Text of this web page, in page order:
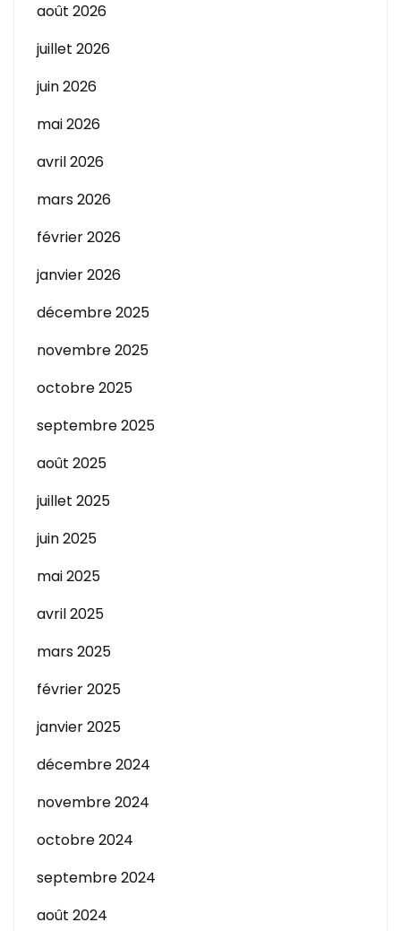
août 2026
juillet 2026
juin 2026
mai 2026
avril 2026
mars 2026
février 2026
janvier 2026
décembre 2025
novembre 2025
octobre 2025
septembre 2025
août 2025
juillet 2025
juin 2025
mai 2025
avril 2025
mars 2025
février 2025
janvier 2025
décembre 2024
novembre 2024
octobre 2024
septembre 2024
août 2024